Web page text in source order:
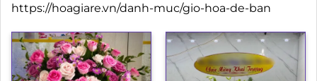
https://hoagiare.vn/danh-muc/gio-hoa-de-ban